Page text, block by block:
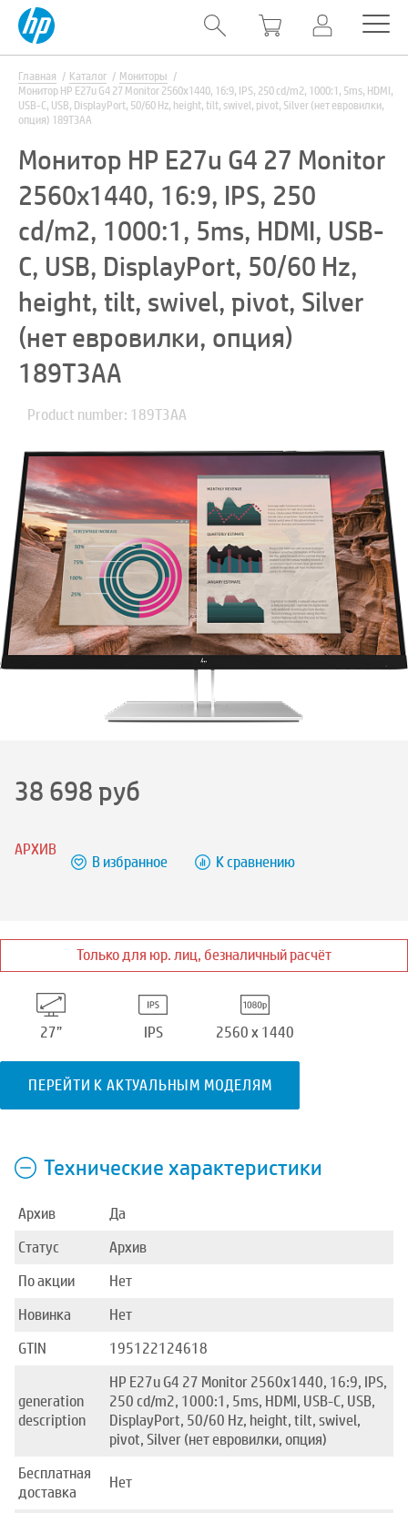
Главная Каталог
Мониторы
Монитор HP E27u G4 27 Monitor 2560x1440, 16:9, IPS, 250 cd/m2, 1000:1, 5ms, HDMI,
USB-C, USB, DisplayPort, 50/60 Hz, height, tilt, swivel, pivot, Silver (нет евровилки,
опция) 189T3AA
Монитор HP E27u G4 27 Monitor
2560x1440, 16:9, IPS, 250
cd/m2, 1000:1, 5ms, HDMI, USB-
C, USB, DisplayPort, 50/60 Hz,
height, tilt, swivel, pivot, Silver
(нет евровилки, опция)
189T3AA
Product number: 189T3AA
38 698 руб
АРХИВ
В избранное К сравнению
Только для юр. лиц, безналичный расчёт
27” IPS 2560 x 1440
ПЕРЕЙТИ К АКТУАЛЬНЫМ МОДЕЛЯМ
Технические характеристики
Архив
Да
Статус
Архив
По акции
Нет
Новинка
Нет
GTIN
195122124618
generation
description
HP E27u G4 27 Monitor 2560x1440, 16:9, IPS,
250 cd/m2, 1000:1, 5ms, HDMI, USB-C, USB,
DisplayPort, 50/60 Hz, height, tilt, swivel,
pivot, Silver (нет евровилки, опция)
Бесплатная
доставка
Нет